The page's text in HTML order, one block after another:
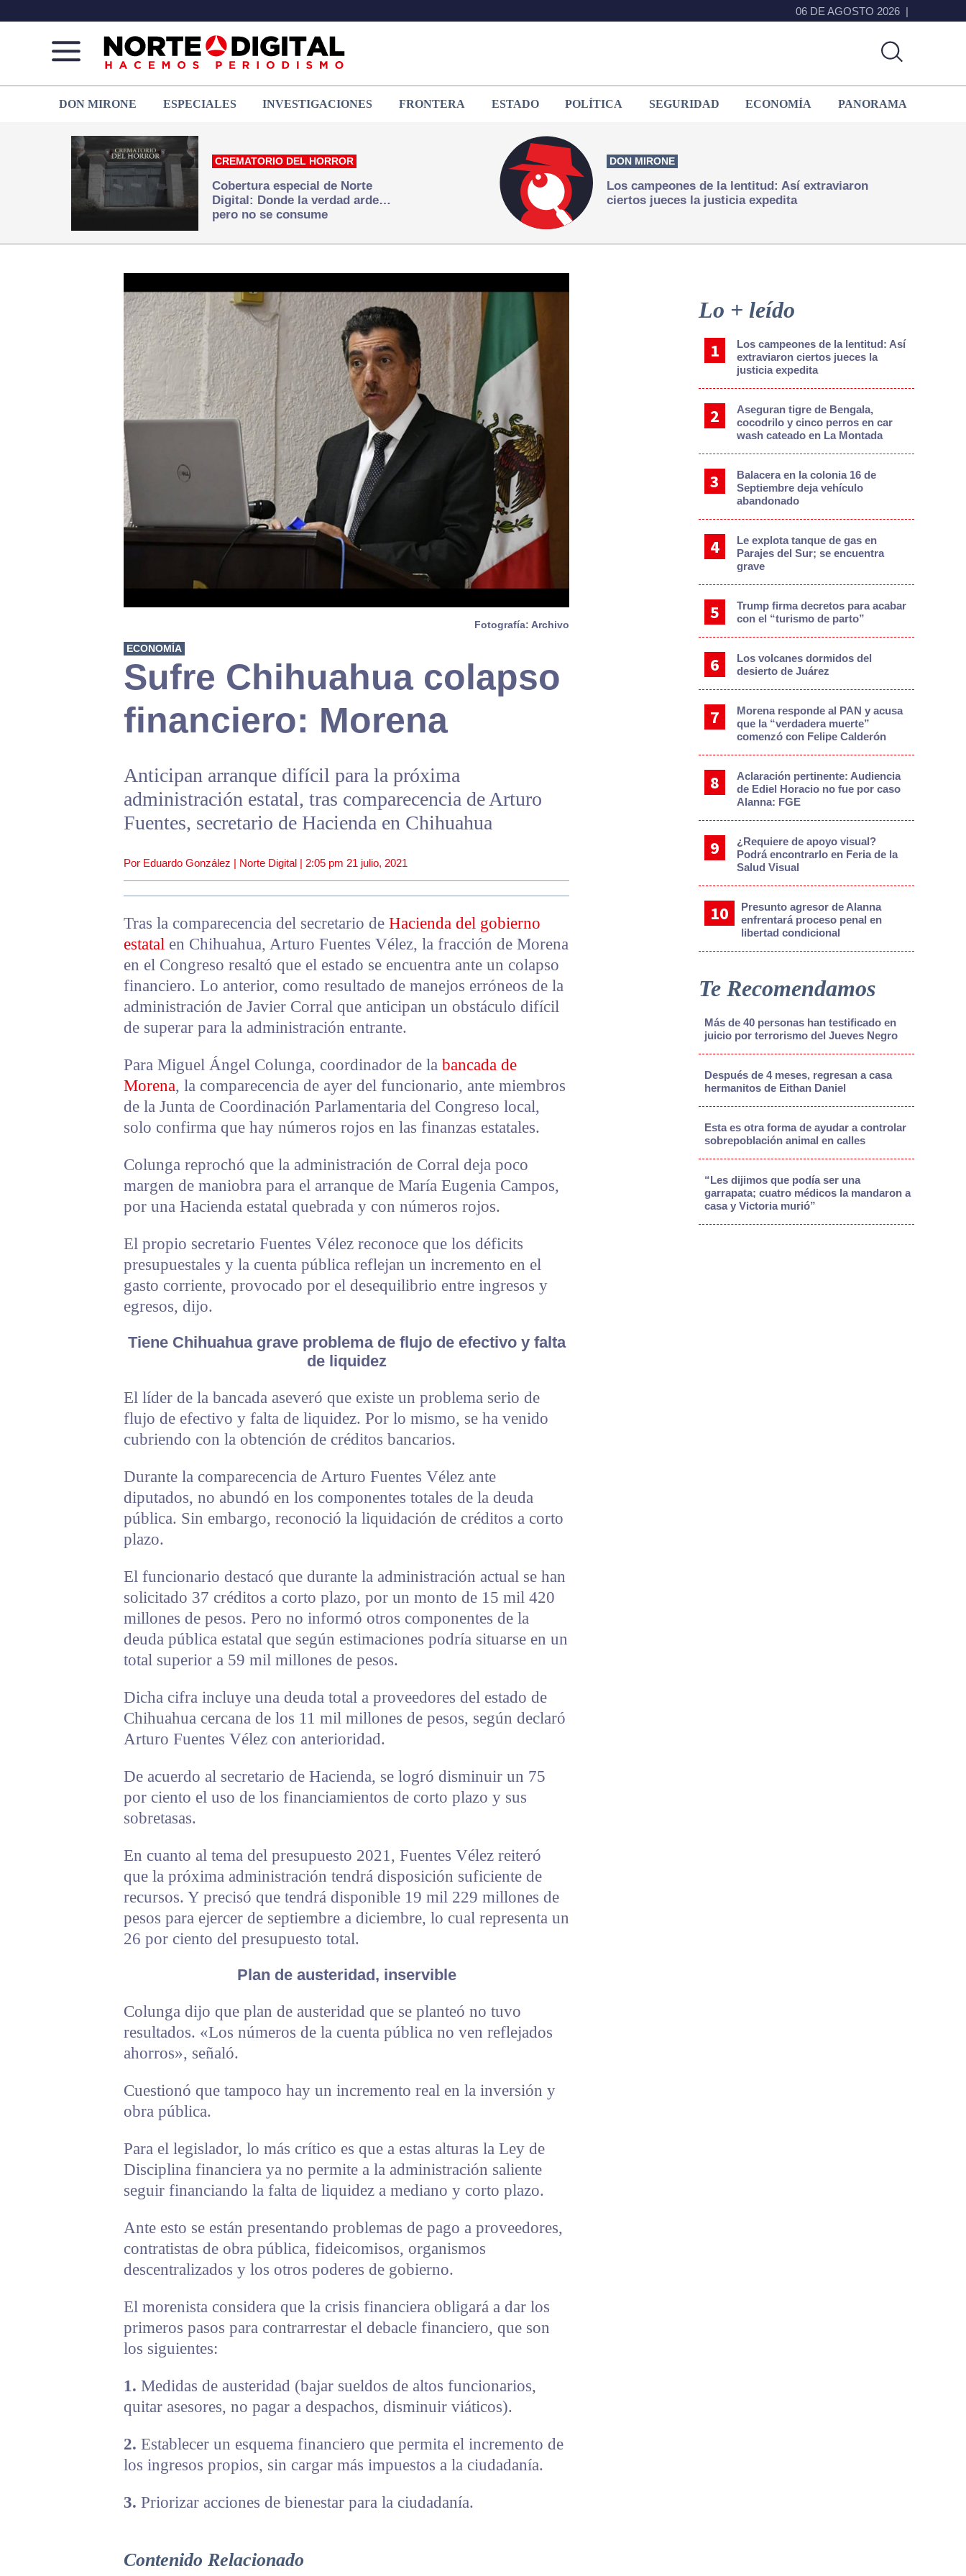
06 DE AGOSTO 2026
de
Juárez
que
hacemos periodismo
DON MIRONE ESPECIALES INVESTIGACIONES FRONTERA ESTADO POLÍTICA SEGURIDAD ECONOMÍA PANORAMA
CREMATORIO DEL HORROR
Cobertura especial de Norte
Digital: Donde la verdad arde…
pero no se consume
DON MIRONE
Los campeones de la lentitud: Así extraviaron
ciertos jueces la justicia expedita
Fotografía: Archivo
ECONOMÍA
Sufre Chihuahua colapso
financiero: Morena
Anticipan arranque difícil para la próxima
administración estatal, tras comparecencia de Arturo
Fuentes, secretario de Hacienda en Chihuahua
Por Eduardo González | Norte Digital | 2:05 pm 21 julio, 2021
Tras la comparecencia del secretario de Hacienda del gobierno
estatal en Chihuahua, Arturo Fuentes Vélez, la fracción de Morena
en el Congreso resaltó que el estado se encuentra ante un colapso
financiero. Lo anterior, como resultado de manejos erróneos de la
administración de Javier Corral que anticipan un obstáculo difícil
de superar para la administración entrante.
Para Miguel Ángel Colunga, coordinador de la bancada de
Morena, la comparecencia de ayer del funcionario, ante miembros
de la Junta de Coordinación Parlamentaria del Congreso local,
solo confirma que hay números rojos en las finanzas estatales.
Colunga reprochó que la administración de Corral deja poco
margen de maniobra para el arranque de María Eugenia Campos,
por una Hacienda estatal quebrada y con números rojos.
El propio secretario Fuentes Vélez reconoce que los déficits
presupuestales y la cuenta pública reflejan un incremento en el
gasto corriente, provocado por el desequilibrio entre ingresos y
egresos, dijo.
Tiene Chihuahua grave problema de flujo de efectivo y falta
de liquidez
El líder de la bancada aseveró que existe un problema serio de
flujo de efectivo y falta de liquidez. Por lo mismo, se ha venido
cubriendo con la obtención de créditos bancarios.
Durante la comparecencia de Arturo Fuentes Vélez ante
diputados, no abundó en los componentes totales de la deuda
pública. Sin embargo, reconoció la liquidación de créditos a corto
plazo.
El funcionario destacó que durante la administración actual se han
solicitado 37 créditos a corto plazo, por un monto de 15 mil 420
millones de pesos. Pero no informó otros componentes de la
deuda pública estatal que según estimaciones podría situarse en un
total superior a 59 mil millones de pesos.
Dicha cifra incluye una deuda total a proveedores del estado de
Chihuahua cercana de los 11 mil millones de pesos, según declaró
Arturo Fuentes Vélez con anterioridad.
De acuerdo al secretario de Hacienda, se logró disminuir un 75
por ciento el uso de los financiamientos de corto plazo y sus
sobretasas.
En cuanto al tema del presupuesto 2021, Fuentes Vélez reiteró
que la próxima administración tendrá disposición suficiente de
recursos. Y precisó que tendrá disponible 19 mil 229 millones de
pesos para ejercer de septiembre a diciembre, lo cual representa un
26 por ciento del presupuesto total.
Plan de austeridad, inservible
Colunga dijo que plan de austeridad que se planteó no tuvo
resultados. «Los números de la cuenta pública no ven reflejados
ahorros», señaló.
Cuestionó que tampoco hay un incremento real en la inversión y
obra pública.
Para el legislador, lo más crítico es que a estas alturas la Ley de
Disciplina financiera ya no permite a la administración saliente
seguir financiando la falta de liquidez a mediano y corto plazo.
Ante esto se están presentando problemas de pago a proveedores,
contratistas de obra pública, fideicomisos, organismos
descentralizados y los otros poderes de gobierno.
El morenista considera que la crisis financiera obligará a dar los
primeros pasos para contrarrestar el debacle financiero, que son
los siguientes:
1. Medidas de austeridad (bajar sueldos de altos funcionarios,
quitar asesores, no pagar a despachos, disminuir viáticos).
2. Establecer un esquema financiero que permita el incremento de
los ingresos propios, sin cargar más impuestos a la ciudadanía.
3. Priorizar acciones de bienestar para la ciudadanía.
Contenido Relacionado
Sidebar
Lo + leído
Los campeones de la lentitud: Así
extraviaron ciertos jueces la
justicia expedita
Aseguran tigre de Bengala,
cocodrilo y cinco perros en car
wash cateado en La Montada
Balacera en la colonia 16 de
Septiembre deja vehículo
abandonado
Le explota tanque de gas en
Parajes del Sur; se encuentra
grave
Trump firma decretos para acabar
con el “turismo de parto”
Los volcanes dormidos del
desierto de Juárez
Morena responde al PAN y acusa
que la “verdadera muerte”
comenzó con Felipe Calderón
Aclaración pertinente: Audiencia
de Ediel Horacio no fue por caso
Alanna: FGE
¿Requiere de apoyo visual?
Podrá encontrarlo en Feria de la
Salud Visual
Presunto agresor de Alanna
enfrentará proceso penal en
libertad condicional
Te Recomendamos
Más de 40 personas han testificado en
juicio por terrorismo del Jueves Negro
Después de 4 meses, regresan a casa
hermanitos de Eithan Daniel
Esta es otra forma de ayudar a controlar
sobrepoblación animal en calles
“Les dijimos que podía ser una
garrapata; cuatro médicos la mandaron a
casa y Victoria murió”